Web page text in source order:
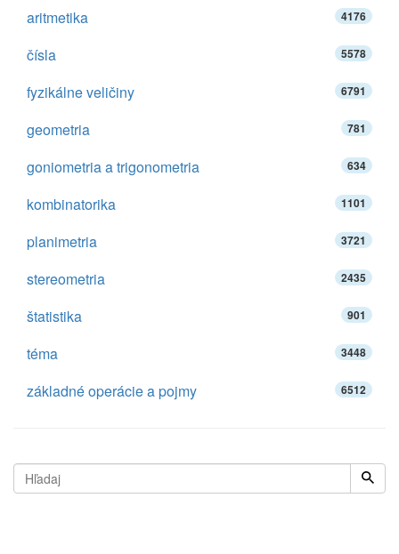
aritmetika 4176
čísla 5578
fyzikálne veličiny 6791
geometria 781
goniometria a trigonometria 634
kombinatorika 1101
planimetria 3721
stereometria 2435
štatistika 901
téma 3448
základné operácie a pojmy 6512